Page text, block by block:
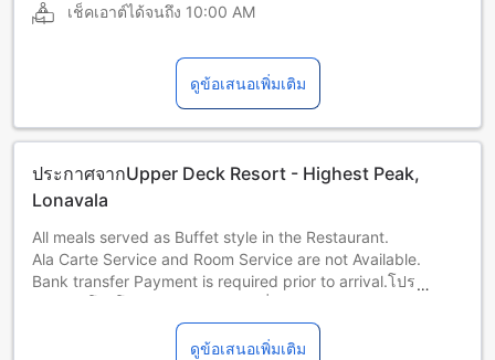
เช็คเอาต์ได้จนถึง 10:00 AM
ดูข้อเสนอเพิ่มเติม
ประกาศจากUpper Deck Resort - Highest Peak,
Lonavala
All meals served as Buffet style in the Restaurant.
Ala Carte Service and Room Service are not Available.
Bank transfer Payment is required prior to arrival.โปรดชำระ
พักเสร็จสิ้น เพื่อให้คำแนะนำเกี่ยวกับการโอนเงินผ่านธนาคาร
โปรดแจ้งเวลาที่ท่านคาดว่าจะมาถึงโดยประมาณล่วงหน้ากับ
ดูข้อเสนอเพิ่มเติม